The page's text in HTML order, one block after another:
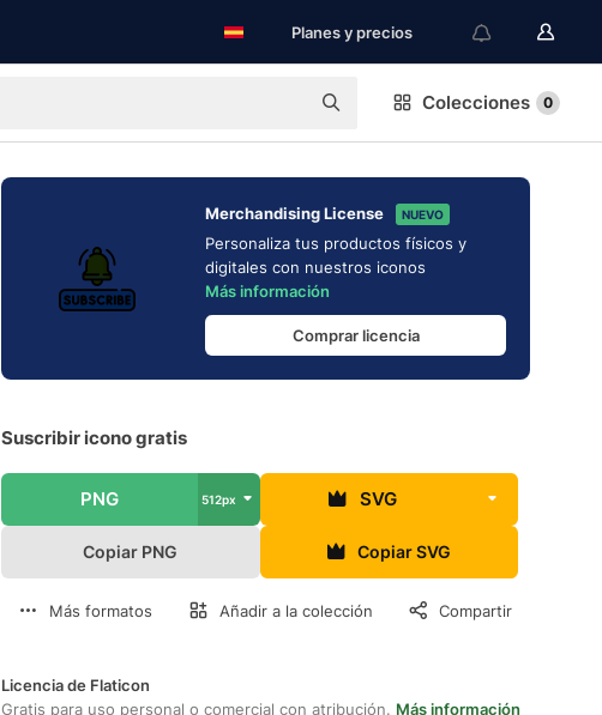
Planes y precios
Colecciones 0
Merchandising License NUEVO
Personaliza tus productos físicos y
digitales con nuestros iconos
Más información
Comprar licencia
Suscribir icono gratis
PNG 512px SVG
Copiar PNG Copiar SVG
Más formatos Añadir a la colección Compartir
Licencia de Flaticon
Gratis para uso personal o comercial con atribución. Más información